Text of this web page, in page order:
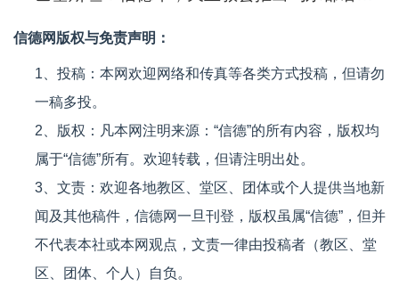
信德网版权与免责声明：
1、投稿：本网欢迎网络和传真等各类方式投稿，但请勿
一稿多投。
2、版权：凡本网注明来源：“信德”的所有内容，版权均
属于“信德”所有。欢迎转载，但请注明出处。
3、文责：欢迎各地教区、堂区、团体或个人提供当地新
闻及其他稿件，信德网一旦刊登，版权虽属“信德”，但并
不代表本社或本网观点，文责一律由投稿者（教区、堂
区、团体、个人）自负。